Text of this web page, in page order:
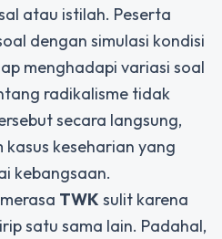
atau istilah. Peserta
dengan simulasi kondisi
menghadapi variasi soal
radikalisme tidak
secara langsung,
keseharian yang
kebangsaan.
TWK sulit karena
satu sama lain. Padahal,